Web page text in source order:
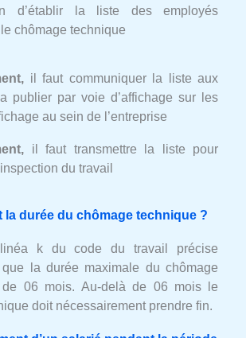
d’établir la liste des employés
chômage technique
il faut communiquer la liste aux
publier par voie d’affichage sur les
au sein de l’entreprise
il faut transmettre la liste pour
du travail
la durée du chômage technique ?
k du code du travail précise
que la durée maximale du chômage
de 06 mois. Au-delà de 06 mois le
doit nécessairement prendre fin.